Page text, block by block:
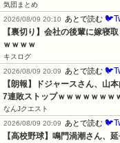
気団まとめ
2026/08/09 20:10
あとで読む
【裏切り】会社の後輩に嫁寝
ｗｗｗｗ
キスログ
2026/08/09 20:09
あとで読む
【朗報】ドジャースさん、山
7連敗ストップｗｗｗｗｗｗｗ
なんJクエスト
2026/08/09 20:09
あとで読む
【高校野球】鳴門渦潮さん、